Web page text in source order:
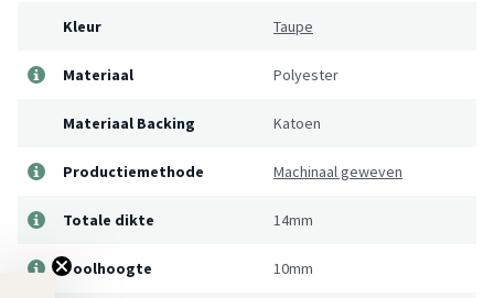
Kleur
Taupe
Materiaal Polyester
Materiaal Backing Katoen
Productiemethode Machinaal geweven
Totale dikte 14mm
Poolhoogte 10mm